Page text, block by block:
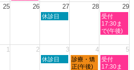
2026
2026
2026
2026
8
25 26 27 28 29
木
月
2026
休診日
土
曜
日,
月
2026
受付
17:30ま
で(午後)
1 2 3 4 5
木
休診日
金
曜
診療・矯
正(午後)
土
曜
受付
17:30ま